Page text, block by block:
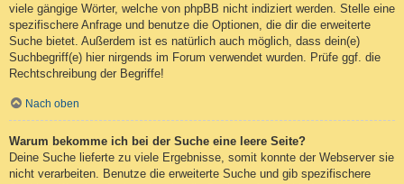
viele gängige Wörter, welche von phpBB nicht indiziert werden. Stelle eine
spezifischere Anfrage und benutze die Optionen, die dir die erweiterte
Suche bietet. Außerdem ist es natürlich auch möglich, dass dein(e)
Suchbegriff(e) hier nirgends im Forum verwendet wurden. Prüfe ggf. die
Rechtschreibung der Begriffe!
Nach oben
Warum bekomme ich bei der Suche eine leere Seite?
Deine Suche lieferte zu viele Ergebnisse, somit konnte der Webserver sie
nicht verarbeiten. Benutze die erweiterte Suche und gib spezifischere